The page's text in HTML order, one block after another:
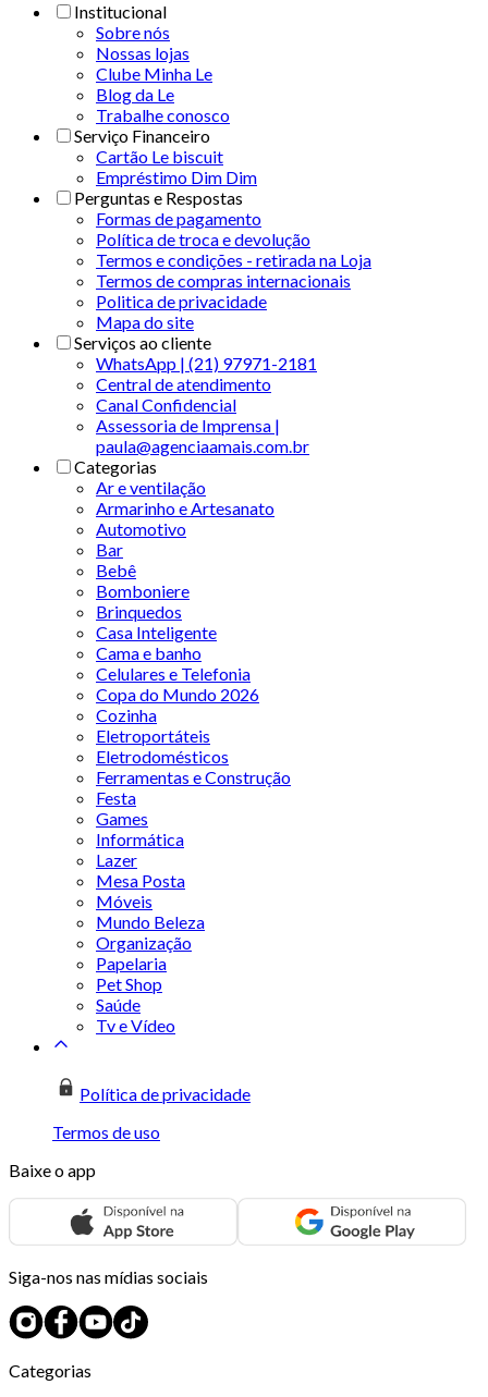
Institucional
Sobre nós
Nossas lojas
Clube Minha Le
Blog da Le
Trabalhe conosco
Serviço Financeiro
Cartão Le biscuit
Empréstimo Dim Dim
Perguntas e Respostas
Formas de pagamento
Política de troca e devolução
Termos e condições - retirada na Loja
Termos de compras internacionais
Politica de privacidade
Mapa do site
Serviços ao cliente
WhatsApp | (21) 97971-2181
Central de atendimento
Canal Confidencial
Assessoria de Imprensa |
paula@agenciaamais.com.br
Categorias
Ar e ventilação
Armarinho e Artesanato
Automotivo
Bar
Bebê
Bomboniere
Brinquedos
Casa Inteligente
Cama e banho
Celulares e Telefonia
Copa do Mundo 2026
Cozinha
Eletroportáteis
Eletrodomésticos
Ferramentas e Construção
Festa
Games
Informática
Lazer
Mesa Posta
Móveis
Mundo Beleza
Organização
Papelaria
Pet Shop
Saúde
Tv e Vídeo
Política de privacidade
Termos de uso
Baixe o app
Siga-nos nas mídias sociais
Categorias